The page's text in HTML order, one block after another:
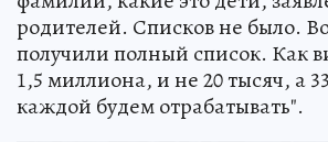
родителей. Списков не было.
получили полный список. Как
1,5 миллиона, и не 20 тысяч, а
каждой будем отрабатывать".